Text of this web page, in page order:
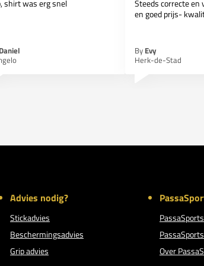
shirt was erg snel
Daniel
Steeds correcte en
en goed prijs-
By Evy
Herk-de-Stad
Advies nodig?
Stickadvies
Beschermingsadvies
Grip advies
Over